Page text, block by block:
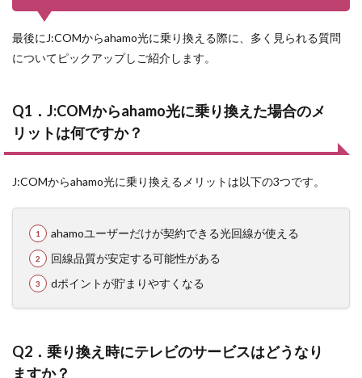
最後にJ:COMからahamo光に乗り換える際に、多く見られる質問
についてピックアップしご紹介します。
Q1．J:COMからahamo光に乗り換えた場合のメ
リットは何ですか？
J:COMからahamo光に乗り換えるメリットは以下の3つです。
ahamoユーザーだけが契約できる光回線が使える
回線品質が安定する可能性がある
dポイントが貯まりやすくなる
Q2．乗り換え時にテレビのサービスはどうなり
ますか？